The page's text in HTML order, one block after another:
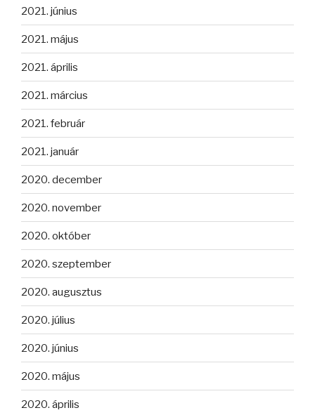
2021. június
2021. május
2021. április
2021. március
2021. február
2021. január
2020. december
2020. november
2020. október
2020. szeptember
2020. augusztus
2020. július
2020. június
2020. május
2020. április